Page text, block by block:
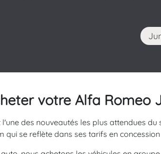
votre Alfa Romeo
l'une des nouveautés les plus attendues du
qui se reflète dans ses tarifs en